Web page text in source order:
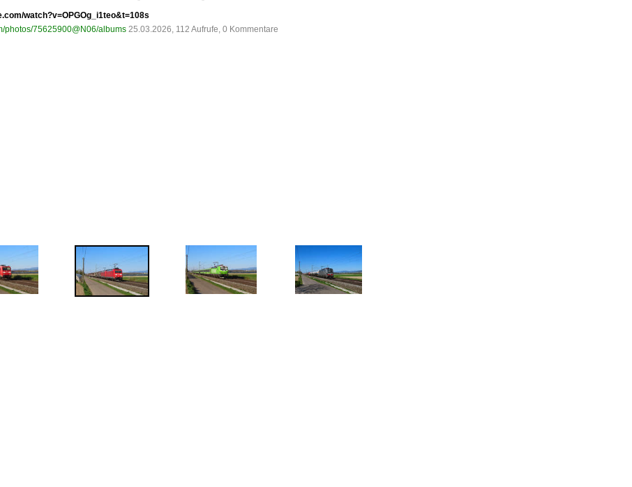
watch?v=OPGOg_i1teo&t=108s
photos/75625900@N06/albums 25.03.2026, 112 Aufrufe, 0 Kommentare